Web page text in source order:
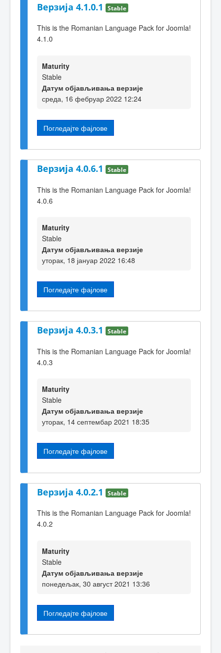
Верзија 4.1.0.1 Stable
This is the Romanian Language Pack for Joomla!
4.1.0
Maturity
Stable
Датум објављивања верзије
среда, 16 фебруар 2022 12:24
Погледајте фајлове
Верзија 4.0.6.1 Stable
This is the Romanian Language Pack for Joomla!
4.0.6
Maturity
Stable
Датум објављивања верзије
уторак, 18 јануар 2022 16:48
Погледајте фајлове
Верзија 4.0.3.1 Stable
This is the Romanian Language Pack for Joomla!
4.0.3
Maturity
Stable
Датум објављивања верзије
уторак, 14 септембар 2021 18:35
Погледајте фајлове
Верзија 4.0.2.1 Stable
This is the Romanian Language Pack for Joomla!
4.0.2
Maturity
Stable
Датум објављивања верзије
понедељак, 30 август 2021 13:36
Погледајте фајлове